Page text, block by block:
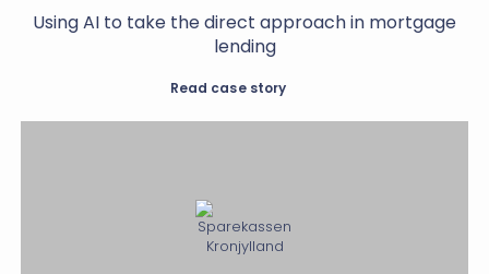
Using AI to take the direct approach in mortgage
lending
Read case story